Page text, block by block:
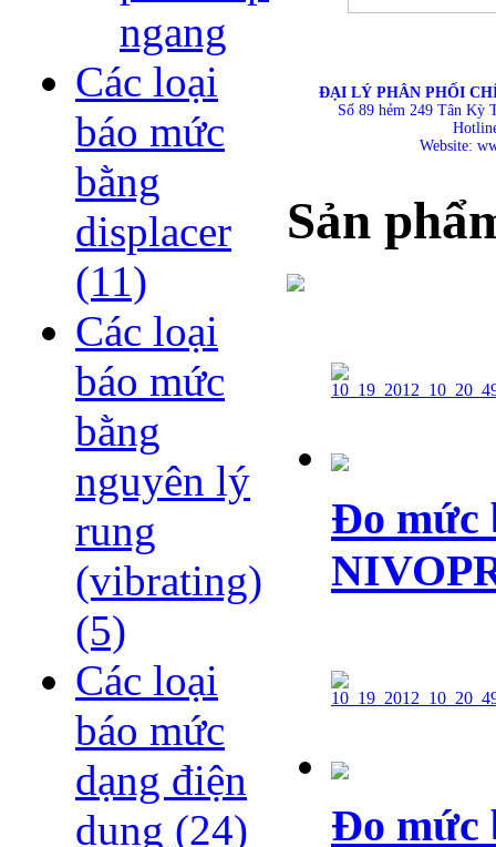
ngang
Các loại
báo mức
bằng
displacer
(11)
Các loại
báo mức
bằng
nguyên lý
rung
(vibrating)
(5)
Các loại
báo mức
dạng điện
dung (24)
ĐẠI LÝ PHÂN PHỐI
Số 89 hẻm 249 Tân Kỳ
Website:
Sản
Đo mức
Đo mức